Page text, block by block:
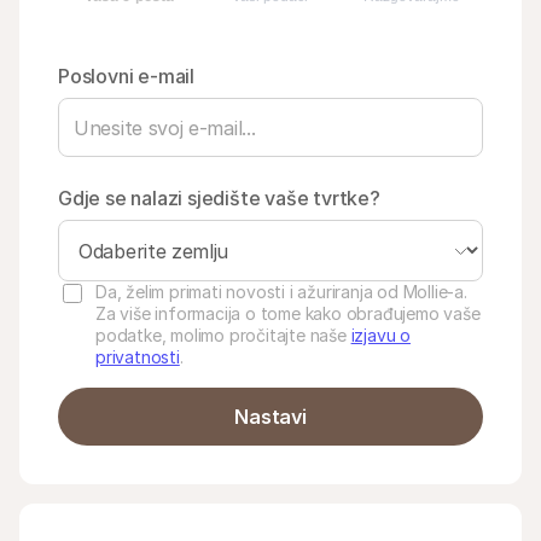
Poslovni e-mail
Gdje se nalazi sjedište vaše tvrtke?
Da, želim primati novosti i ažuriranja od Mollie-a.
Za više informacija o tome kako obrađujemo vaše
podatke, molimo pročitajte naše izjavu o
privatnosti.
Nastavi
Portali za programere
Otkrijte resurse za programere i ažuriranja
Biblioteke
Integrirajte Mollie s gotovim knjižnicama
Discord zajednica
Pridružite se našoj zajednici programera
O Mollie
Cijene
Pogledajte naše cijene
Saznajte više o našoj priči i
vrijednostima
Vijesti